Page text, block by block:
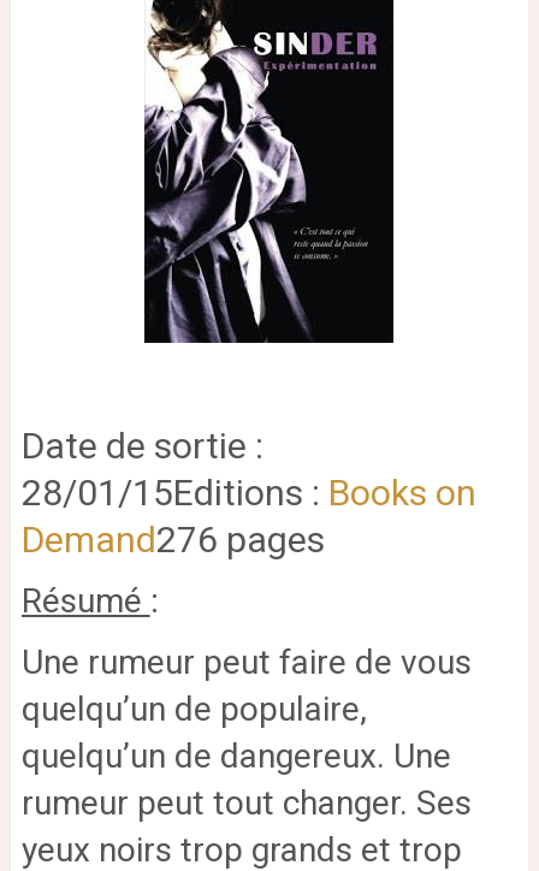
Date de sortie :
28/01/15Editions : Books on
Demand276 pages
Résumé :
Une rumeur peut faire de vous
quelqu’un de populaire,
quelqu’un de dangereux. Une
rumeur peut tout changer. Ses
yeux noirs trop grands et trop